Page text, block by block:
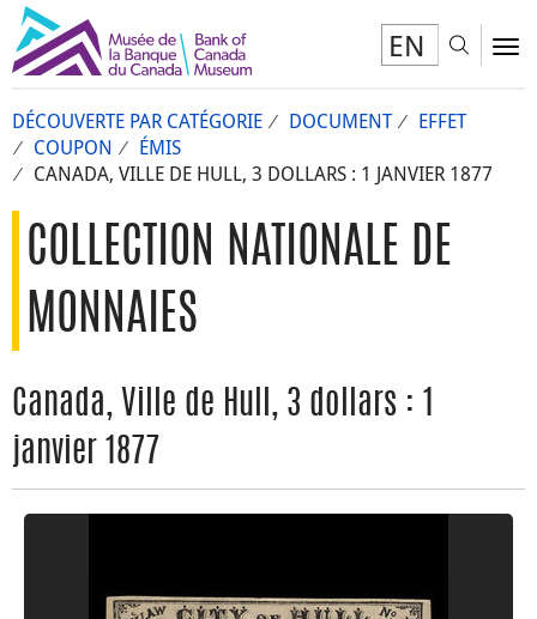
EN
DÉCOUVERTE PAR CATÉGORIE DOCUMENT
EFFET
COUPON
ÉMIS
CANADA, VILLE DE HULL, 3 DOLLARS : 1 JANVIER 1877
COLLECTION NATIONALE DE
MONNAIES
Canada, Ville de Hull, 3 dollars : 1
janvier 1877